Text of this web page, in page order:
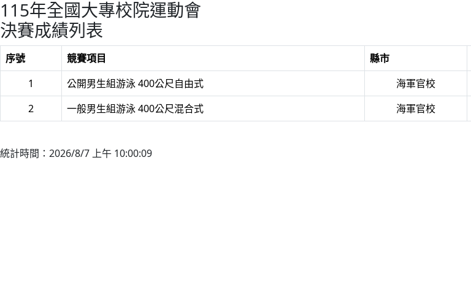
115年全國大專校院運動會
決賽成績列表
序號 競賽項目 縣市
1
公開男生組游泳 400公尺自由式 海軍官校
2
一般男生組游泳 400公尺混合式 海軍官校
統計時間：2026/8/7 上午 10:00:09